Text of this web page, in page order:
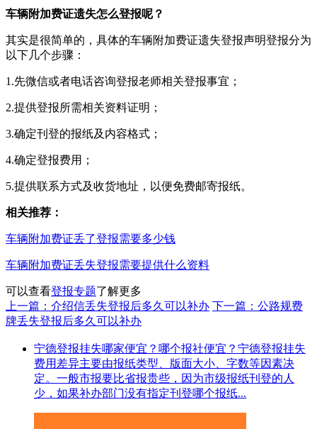
车辆附加费证遗失怎么登报呢？
其实是很简单的，具体的车辆附加费证遗失登报声明登报分为
以下几个步骤：
1.先微信或者电话咨询登报老师相关登报事宜；
2.提供登报所需相关资料证明；
3.确定刊登的报纸及内容格式；
4.确定登报费用；
5.提供联系方式及收货地址，以便免费邮寄报纸。
相关推荐：
车辆附加费证丢了登报需要多少钱
车辆附加费证丢失登报需要提供什么资料
可以查看登报专题了解更多
上一篇：介绍信丢失登报后多久可以补办 下一篇：公路规费
牌丢失登报后多久可以补办
宁德登报挂失哪家便宜？哪个报社便宜？宁德登报挂失
费用差异主要由报纸类型、版面大小、字数等因素决
定。一般市报要比省报贵些，因为市级报纸刊登的人
少，如果补办部门没有指定刊登哪个报纸...